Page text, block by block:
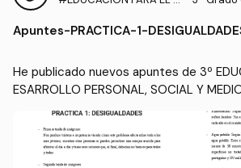
SOCIAL Y MEDIO AMBIEN
Apuntes-PRACTICA-1-
He publicado nuevos apuntes de 3º
ESARROLLO PERSONAL, SOCIAL Y
TICA-1-DESIGUALDADES-2.pdf